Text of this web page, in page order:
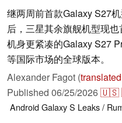
继两周前首款Galaxy S27
后，三星其余旗舰机型现也
机身更紧凑的Galaxy S27
等国际市场的全球版本。
Alexander Fagot (
Published 06/25/2026🇺🇸
AndroidGalaxy S Leaks /